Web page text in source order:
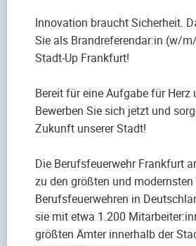
Innovation braucht Sicherheit.
Sie als Brandreferendar:in (w/
Stadt-Up Frankfurt!
Bereit für eine Aufgabe für Herz
Bewerben Sie sich jetzt und
Zukunft unserer Stadt!
Die Berufsfeuerwehr Frankfurt
zu den größten und modernsten
Berufsfeuerwehren in
sie mit etwa 1.200
größten Ämter innerhalb der